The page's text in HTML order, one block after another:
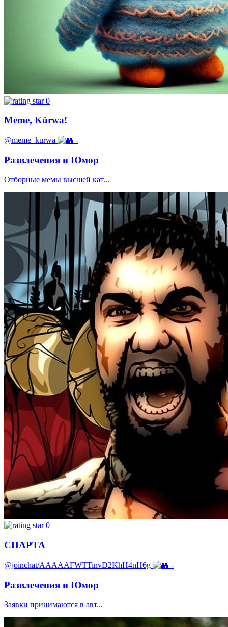
0
Meme, Kürwa!
@meme_kurwa -
Развлечения и Юмор
Отборные мемы высшей кат...
0
СПАРТА
@joinchat/AAAAAFWTTinvD2KhH4nH6g -
Развлечения и Юмор
Заявки принимаются в авт...